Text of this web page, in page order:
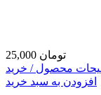
25,000 تومان
محصول / خرید
افزودن به سبد خرید